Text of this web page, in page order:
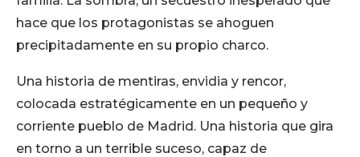
hace que los protagonistas se ahoguen
precipitadamente en su propio charco.
Una historia de mentiras, envidia y rencor,
colocada estratégicamente en un pequeño y
corriente pueblo de Madrid. Una historia que gira
en torno a un terrible suceso, capaz de